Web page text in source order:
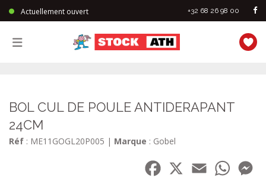
Actuellement ouvert +32 68 26 98 00
BOL CUL DE POULE ANTIDERAPANT
24CM
Réf : ME11GOGL20P005 | Marque : Gobel
Facebook
Email